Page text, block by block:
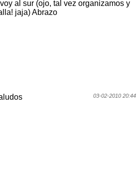
al sur (ojo, tal vez organizamos y
jaja) Abrazo
03-02-2010 20:44